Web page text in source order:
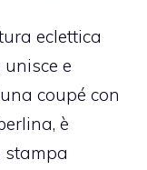
eclettica
e
coupé con
è